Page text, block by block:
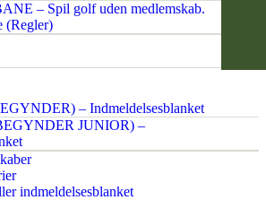
– Spil golf uden medlemskab.
(Regler)
– Indmeldelsesblanket
JUNIOR) –
indmeldelsesblanket